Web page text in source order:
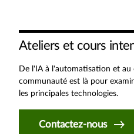
Ateliers et cours
De l'IA à l'automatisation et au
communauté est là pour
les principales technologies.
Contactez-nous